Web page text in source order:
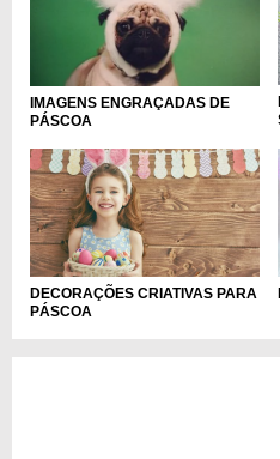
IMAGENS ENGRAÇADAS DE
PÁSCOA
DECORAÇÕES CRIATIVAS PARA
PÁSCOA